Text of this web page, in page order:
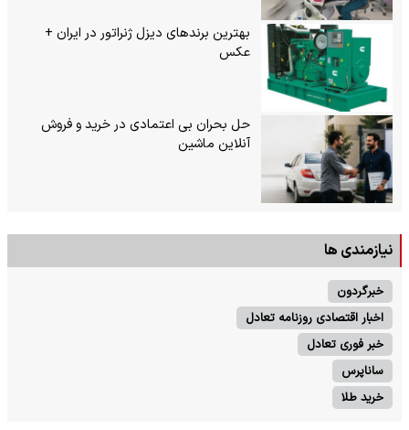
بهترین برندهای دیزل ژنراتور در ایران +
عکس
حل بحران بی‌ اعتمادی در خرید و فروش
آنلاین ماشین
نیازمندی ها
خبرگردون
اخبار اقتصادی روزنامه تعادل
خبر فوری تعادل
ساناپرس
خرید طلا